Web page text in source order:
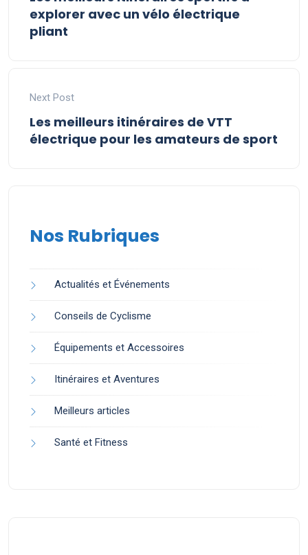
explorer avec un vélo électrique
pliant
Next Post
Les meilleurs itinéraires de VTT
électrique pour les amateurs de sport
Nos Rubriques
Actualités et Événements
Conseils de Cyclisme
Équipements et Accessoires
Itinéraires et Aventures
Meilleurs articles
Santé et Fitness